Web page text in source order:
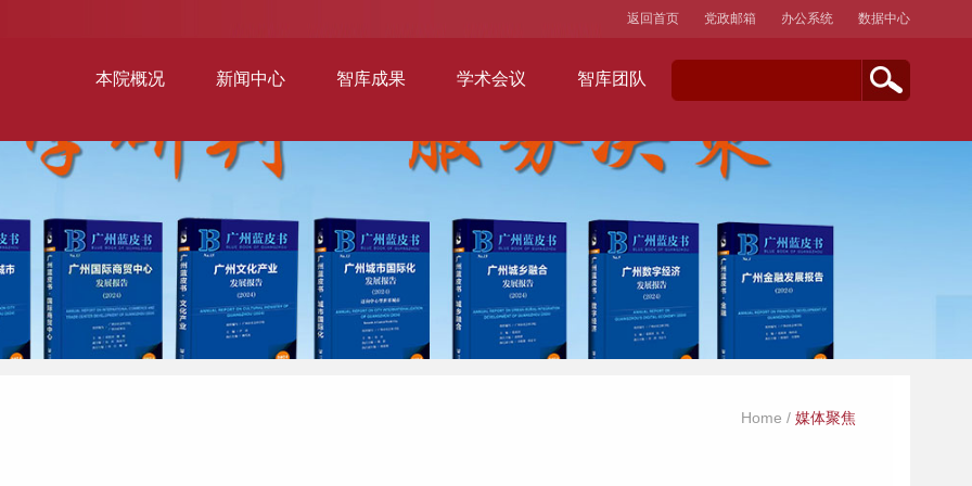
本院概况 新闻中心 智库成果 学术会议 智库团队
返回首页 党政邮箱 办公系统 数据中心
Home / 媒体聚焦